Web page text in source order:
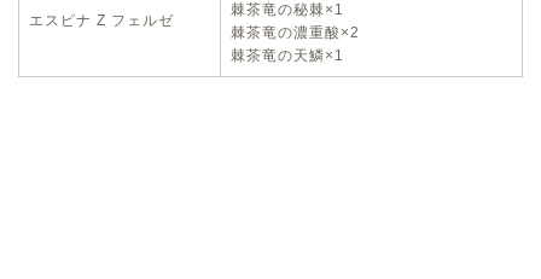
エスピナ Z フェルゼ
棘茶竜の秘棘×1
棘茶竜の濃重酸×2
棘茶竜の天鱗×1